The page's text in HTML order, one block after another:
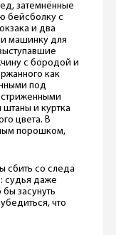
затемнённые
бейсболку с
и два
машинку для
с бородой и
как
под
и куртка
цвета. В
порошком,
сбить со следа
судья даже
засунуть
что